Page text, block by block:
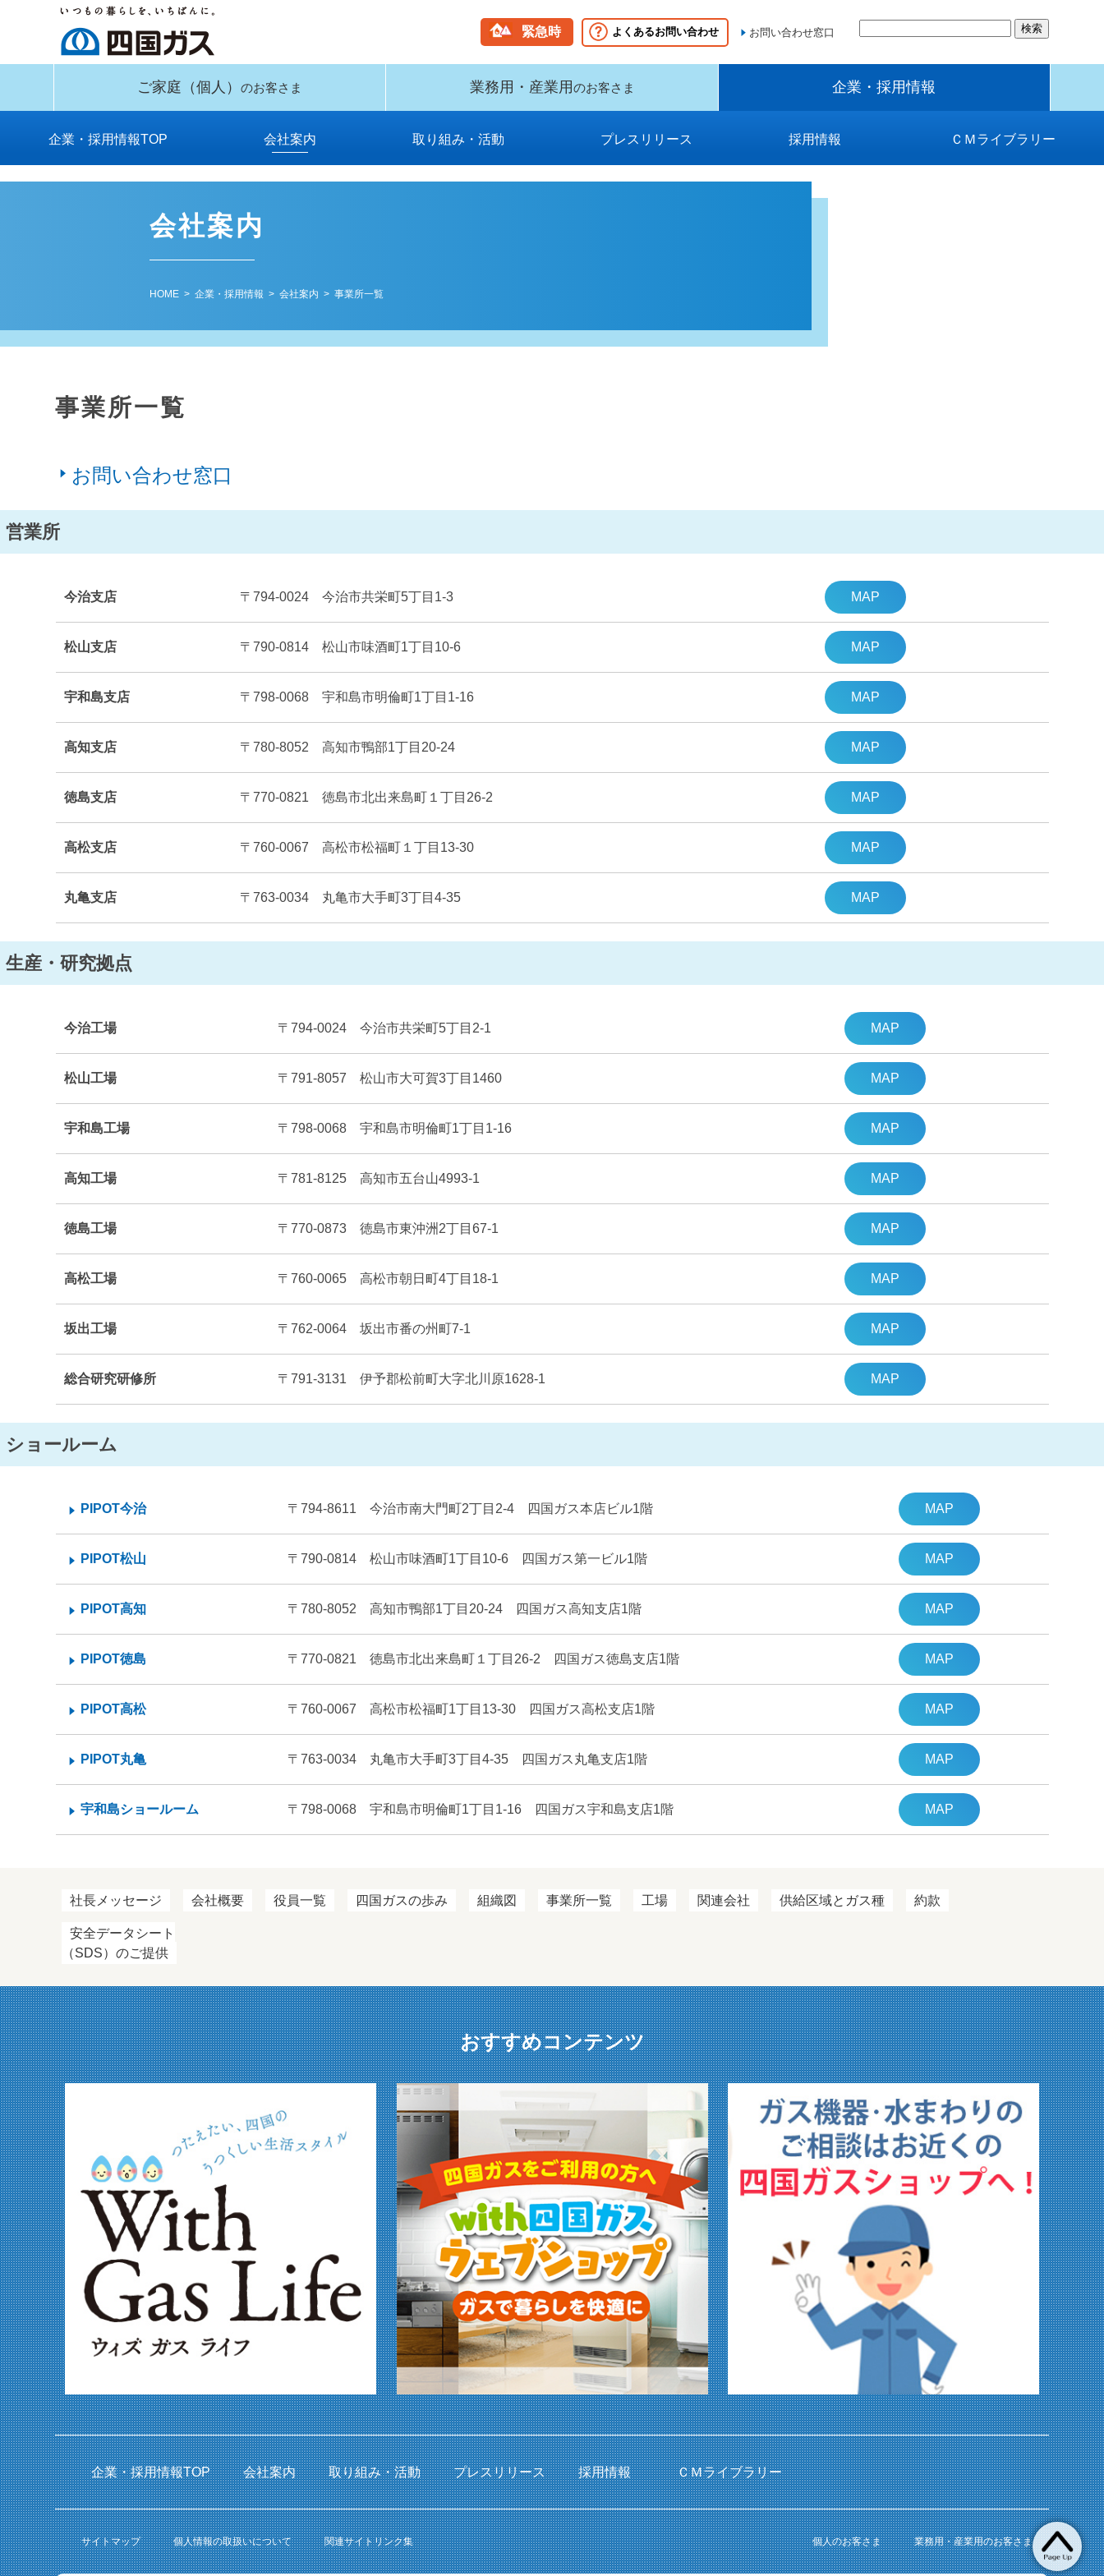
緊急時 よくあるお問い合わせ お問い合わせ窓口
ご家庭 （個人）のお客さま 業務用・産業用のお客さま 企業・採用情報
企業・採用情報TOP 会社案内
社長メッセージ
会社概要
役員一覧
四国ガスの歩み
組織図
事業所一覧
工場
関連会社
供給区域とガス種
約款
安全データシート
取り組み・活動
グループビジョン・中期経営計
環境への取り組み
保安に関する取り組み
消費者志向自主宣言
国民保護業務計画（PDF）
新型インフルエンザ等対策に関
供給計画
プレスリリース
2026年
2025年
2024年
2023年
2022年
2021年
2020年
2019年
2018年
2017年
2016年
2015年
2014年
2013年
2012年
2011年
2010年
2009年以前
採用情報 ＣＭライブラリー
会社案内
HOME> 企業・採用情報 > 会社案内 > 事業所一覧
事業所一覧
お問い合わせ窓口
営業所
今治支店 〒794-0024 今治市共栄町5丁目1-3 MAP
松山支店 〒790-0814 松山市味酒町1丁目10-6 MAP
宇和島支店 〒798-0068 宇和島市明倫町1丁目1-16 MAP
高知支店 〒780-8052 高知市鴨部1丁目20-24 MAP
徳島支店 〒770-0821 徳島市北出来島町１丁目26-2 MAP
高松支店 〒760-0067 高松市松福町１丁目13-30 MAP
丸亀支店 〒763-0034 丸亀市大手町3丁目4-35 MAP
生産・研究拠点
今治工場 〒794-0024 今治市共栄町5丁目2-1 MAP
松山工場 〒791-8057 松山市大可賀3丁目1460 MAP
宇和島工場 〒798-0068 宇和島市明倫町1丁目1-16 MAP
高知工場 〒781-8125 高知市五台山4993-1 MAP
徳島工場 〒770-0873 徳島市東沖洲2丁目67-1 MAP
高松工場 〒760-0065 高松市朝日町4丁目18-1 MAP
坂出工場 〒762-0064 坂出市番の州町7-1 MAP
総合研究研修所 〒791-3131 伊予郡松前町大字北川原1628-1 MAP
ショールーム
PIPOT今治 〒794-8611 今治市南大門町2丁目2-4 四国ガス本店ビル1階 MAP
PIPOT松山 〒790-0814 松山市味酒町1丁目10-6 四国ガス第一ビル1階 MAP
PIPOT高知 〒780-8052 高知市鴨部1丁目20-24 四国ガス高知支店1階 MAP
PIPOT徳島 〒770-0821 徳島市北出来島町１丁目26-2 四国ガス徳島支店1階 MAP
PIPOT高松 〒760-0067 高松市松福町1丁目13-30 四国ガス高松支店1階 MAP
PIPOT丸亀 〒763-0034 丸亀市大手町3丁目4-35 四国ガス丸亀支店1階 MAP
宇和島ショールーム 〒798-0068 宇和島市明倫町1丁目1-16 四国ガス宇和島支店1階 MAP
社長メッセージ 会社概要 役員一覧 四国ガスの歩み 組織図 事業所一覧 工場 関連会社 供給区域とガス種 約款
安全データシート
（SDS）のご提供
おすすめコンテンツ
企業・採用情報TOP 会社案内 取り組み・活動 プレスリリース 採用情報 ＣＭライブラリー
サイトマップ 個人情報の取扱いについて 関連サイトリンク集 個人のお客さま 業務用・産業用のお客さま